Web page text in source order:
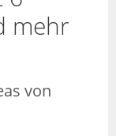
mehr
von